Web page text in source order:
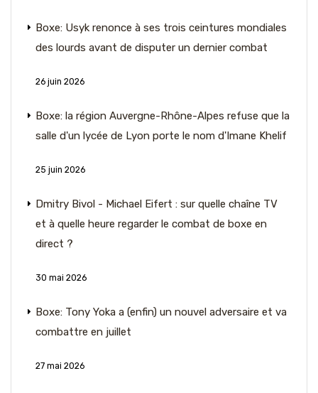
Boxe: Usyk renonce à ses trois ceintures mondiales
des lourds avant de disputer un dernier combat
26 juin 2026
Boxe: la région Auvergne-Rhône-Alpes refuse que la
salle d'un lycée de Lyon porte le nom d'Imane Khelif
25 juin 2026
Dmitry Bivol - Michael Eifert : sur quelle chaîne TV
et à quelle heure regarder le combat de boxe en
direct ?
30 mai 2026
Boxe: Tony Yoka a (enfin) un nouvel adversaire et va
combattre en juillet
27 mai 2026